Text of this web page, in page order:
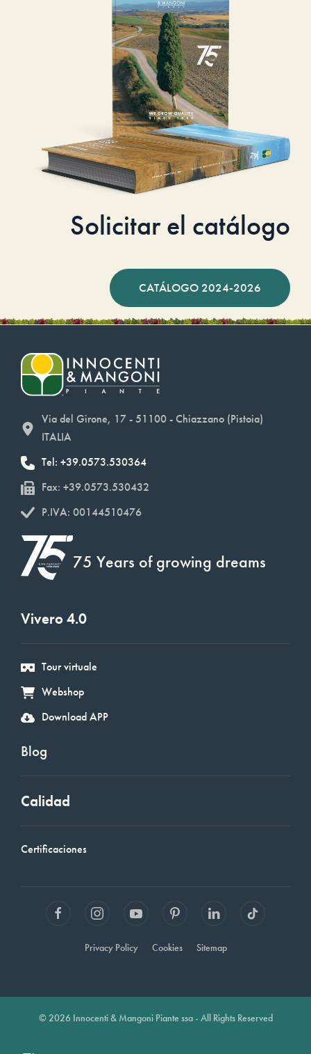
Solicitar el catálogo
CATÁLOGO 2024-2026
Via del Girone, 17 - 51100 - Chiazzano (Pistoia)
ITALIA
Tel: +39.0573.530364
Fax: +39.0573.530432
P.IVA: 00144510476
75 Years of growing dreams
Vivero 4.0
Tour virtuale
Webshop
Download APP
Blog
Calidad
Certificaciones
Privacy Policy Cookies Sitemap
© 2026 Innocenti & Mangoni Piante ssa - All Rights Reserved